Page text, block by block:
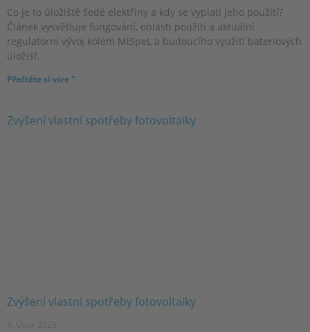
Co je to úložiště šedé elektřiny a kdy se vyplatí jeho použití?
Článek vysvětluje fungování, oblasti použití a aktuální
regulatorní vývoj kolem MiSpeL a budoucího využití bateriových
úložišť.
Přečtěte si více "
Zvýšení vlastní spotřeby fotovoltaiky
4. Únor 2025